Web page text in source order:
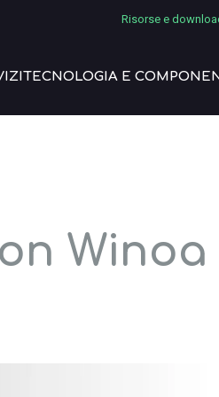
Risorse e
TECNOLOGIA E
Winoa